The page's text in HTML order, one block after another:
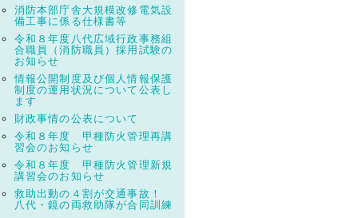
消防本部庁舎大規模改修電気設
備工事に係る仕様書等
令和８年度八代広域行政事務組
合職員（消防職員）採用試験の
お知らせ
情報公開制度及び個人情報保護
制度の運用状況について公表し
ます
財政事情の公表について
令和８年度 甲種防火管理再講
習会のお知らせ
令和８年度 甲種防火管理新規
講習会のお知らせ
救助出動の４割が交通事故！
八代・鏡の両救助隊が合同訓練